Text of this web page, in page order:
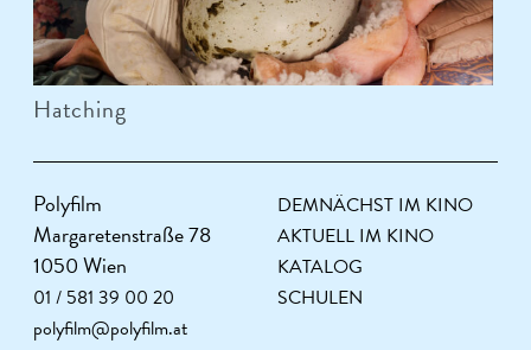
Hatching
Polyfilm
Margaretenstraße 78
1050 Wien
01 / 581 39 00 20
polyfilm@polyfilm.at
DEMNÄCHST IM KINO
AKTUELL IM KINO
KATALOG
SCHULEN